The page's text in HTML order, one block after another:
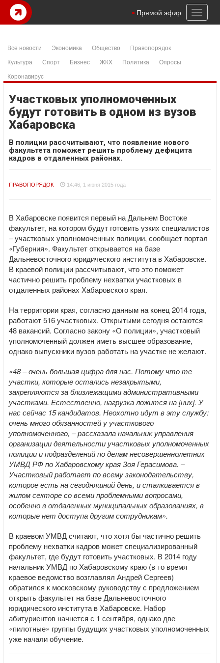
Toggle
Прямой эфир
Все новости Экономика Общество
Правопорядок
Культура
Спорт Бизнес ЖКХ Политика
Опросы
Коронавирус
Участковых уполномоченных
будут готовить в одном из вузов
Хабаровска
В полиции рассчитывают, что появление нового
факультета поможет решить проблему дефицита
кадров в отдаленных районах.
ПРАВОПОРЯДОК 14:46, 1 июня 2015 года
В Хабаровске появится первый на Дальнем Востоке
факультет, на котором будут готовить узких специалистов
– участковых уполномоченных полиции, сообщает портал
«Губерния». Факультет открывается на базе
Дальневосточного юридического института в Хабаровске.
В краевой полиции рассчитывают, что это поможет
частично решить проблему нехватки участковых в
отдаленных районах Хабаровского края.
На территории края, согласно данным на конец 2014 года,
работают 516 участковых. Открытыми сегодня остаются
48 вакансий. Согласно закону «О полиции», участковый
уполномоченный должен иметь высшее образование,
однако выпускники вузов работать на участке не желают.
«48 – очень большая цифра для нас. Потому что те
участки, которые остались незакрытыми,
закрепляются за близлежащими административными
участками. Естественно, нагрузка ложится на [них]. У
нас сейчас 15 кандидатов. Неохотно идут в эту службу:
очень много обязанностей у участкового
уполномоченного, – рассказала начальник управления
организации деятельности участковых уполномоченных
полиции и подразделений по делам несовершеннолетних
УМВД РФ по Хабаровскому края Зоя Герасимова. –
Участковый работает по всему законодательству,
которое есть на сегодняшний день, и сталкивается в
жилом секторе со всеми проблемными вопросами,
особенно в отдаленных муниципальных образованиях, в
которые нет доступа другим сотрудникам».
В краевом УМВД считают, что хотя бы частично решить
проблему нехватки кадров может специализированный
факультет, где будут готовить участковых. В 2014 году
начальник УМВД по Хабаровскому краю (в то время
краевое ведомство возглавлял Андрей Сергеев)
обратился к московскому руководству с предложением
открыть факультет на базе Дальневосточного
юридического института в Хабаровске. Набор
абитуриентов начнется с 1 сентября, однако две
«пилотные» группы будущих участковых уполномоченных
уже начали обучение.